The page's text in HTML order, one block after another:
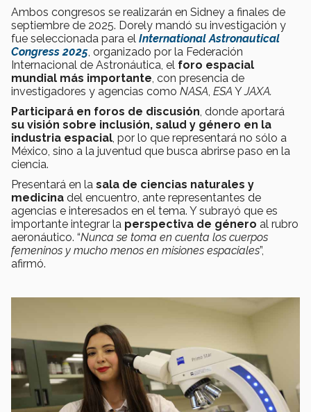
Ambos congresos se realizarán en Sidney a finales de
septiembre de 2025. Dorely mandó su investigación y
fue seleccionada para el International Astronautical
Congress 2025, organizado por la Federación
Internacional de Astronáutica, el foro espacial
mundial más importante, con presencia de
investigadores y agencias como NASA, ESA YJAXA.
Participará en foros de discusión, donde aportará
su visión sobre inclusión, salud y género en la
industria espacial, por lo que representará no sólo a
México, sino a la juventud que busca abrirse paso en la
ciencia.
Presentará en la sala de ciencias naturales y
medicina del encuentro, ante representantes de
agencias e interesados en el tema. Y subrayó que es
importante integrar la perspectiva de género al rubro
aeronáutico. “Nunca se toma en cuenta los cuerpos
femeninos y mucho menos en misiones espaciales”,
afirmó.